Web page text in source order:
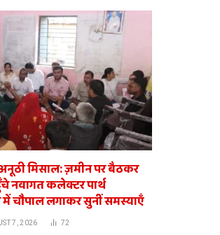
मिसाल: ज़मीन पर बैठकर
नवागत कलेक्टर पार्थ
चौपाल लगाकर सुनीं समस्याएँ
7, 2026 72